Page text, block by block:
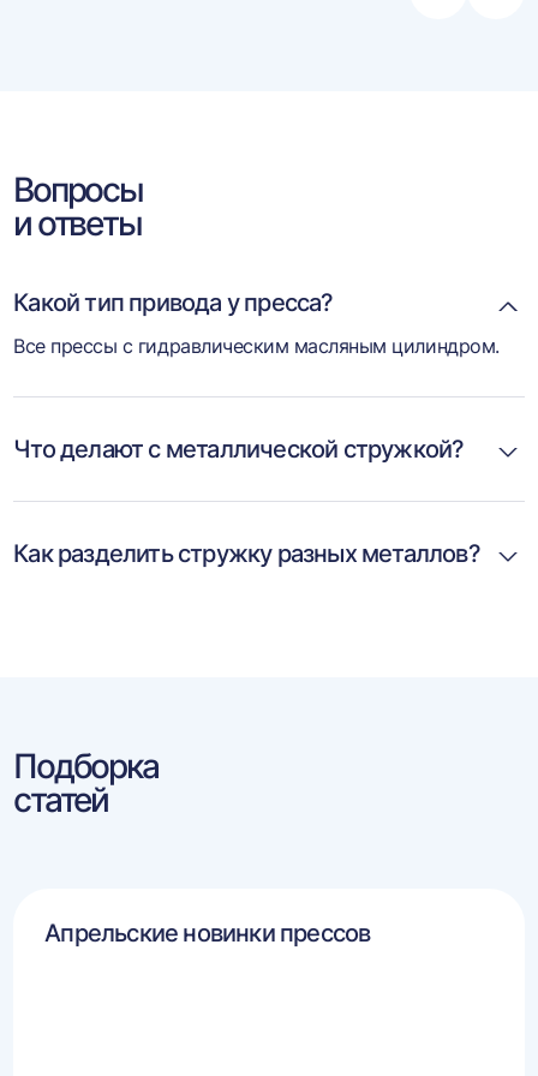
Вопросы
и ответы
Какой тип привода у пресса?
Все прессы с гидравлическим масляным цилиндром.
Что делают с металлической стружкой?
Как разделить стружку разных металлов?
Подборка
статей
Апрельские новинки прессов